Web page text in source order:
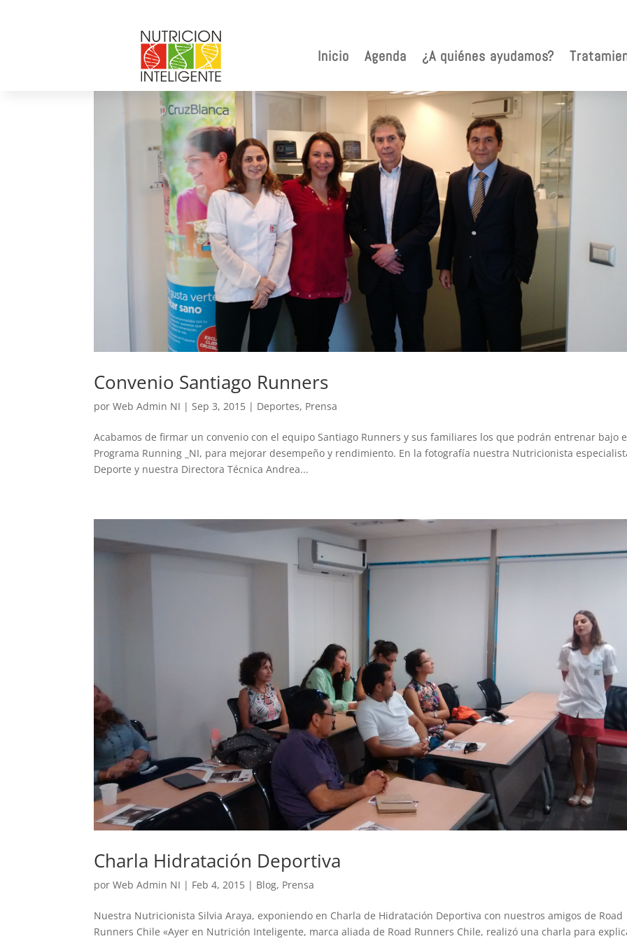
Inicio Agenda ¿A quiénes ayudamos?
Convenio Santiago Runners
porWeb Admin NI |Sep 3, 2015 | Deportes, Prensa
Acabamos de firmar un convenio con el equipo Santiago Runners y sus familiares los que podrán entrenar bajo
Programa Running _NI, para mejorar desempeño y rendimiento. En la fotografía nuestra Nutricionista
Deporte y nuestra Directora Técnica Andrea...
Charla Hidratación Deportiva
porWeb Admin NI | Feb 4, 2015 | Blog, Prensa
Nuestra Nutricionista Silvia Araya, exponiendo en Charla de Hidratación Deportiva con nuestros amigos de Road
Runners Chile «Ayer en Nutrición Inteligente, marca aliada de Road Runners Chile, realizó una charla para